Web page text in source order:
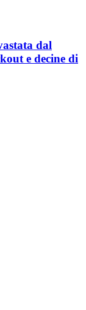
dal
e decine di